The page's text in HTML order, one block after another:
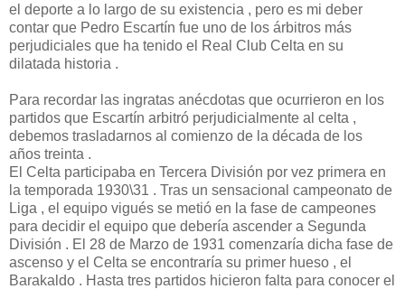
el deporte a lo largo de su existencia , pero es mi deber
contar que Pedro Escartín fue uno de los árbitros más
perjudiciales que ha tenido el Real Club Celta en su
dilatada historia .
Para recordar las ingratas anécdotas que ocurrieron en los
partidos que Escartín arbitró perjudicialmente al celta ,
debemos trasladarnos al comienzo de la década de los
años treinta .
El Celta participaba en Tercera División por vez primera en
la temporada 1930\31 . Tras un sensacional campeonato de
Liga , el equipo vigués se metió en la fase de campeones
para decidir el equipo que debería ascender a Segunda
División . El 28 de Marzo de 1931 comenzaría dicha fase de
ascenso y el Celta se encontraría su primer hueso , el
Barakaldo . Hasta tres partidos hicieron falta para conocer el